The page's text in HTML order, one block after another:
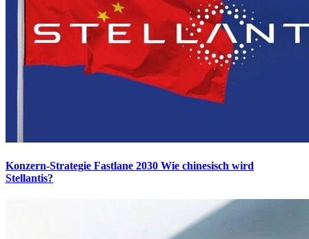
Konzern-Strategie Fastlane 2030 Wie chinesisch wird
Stellantis?